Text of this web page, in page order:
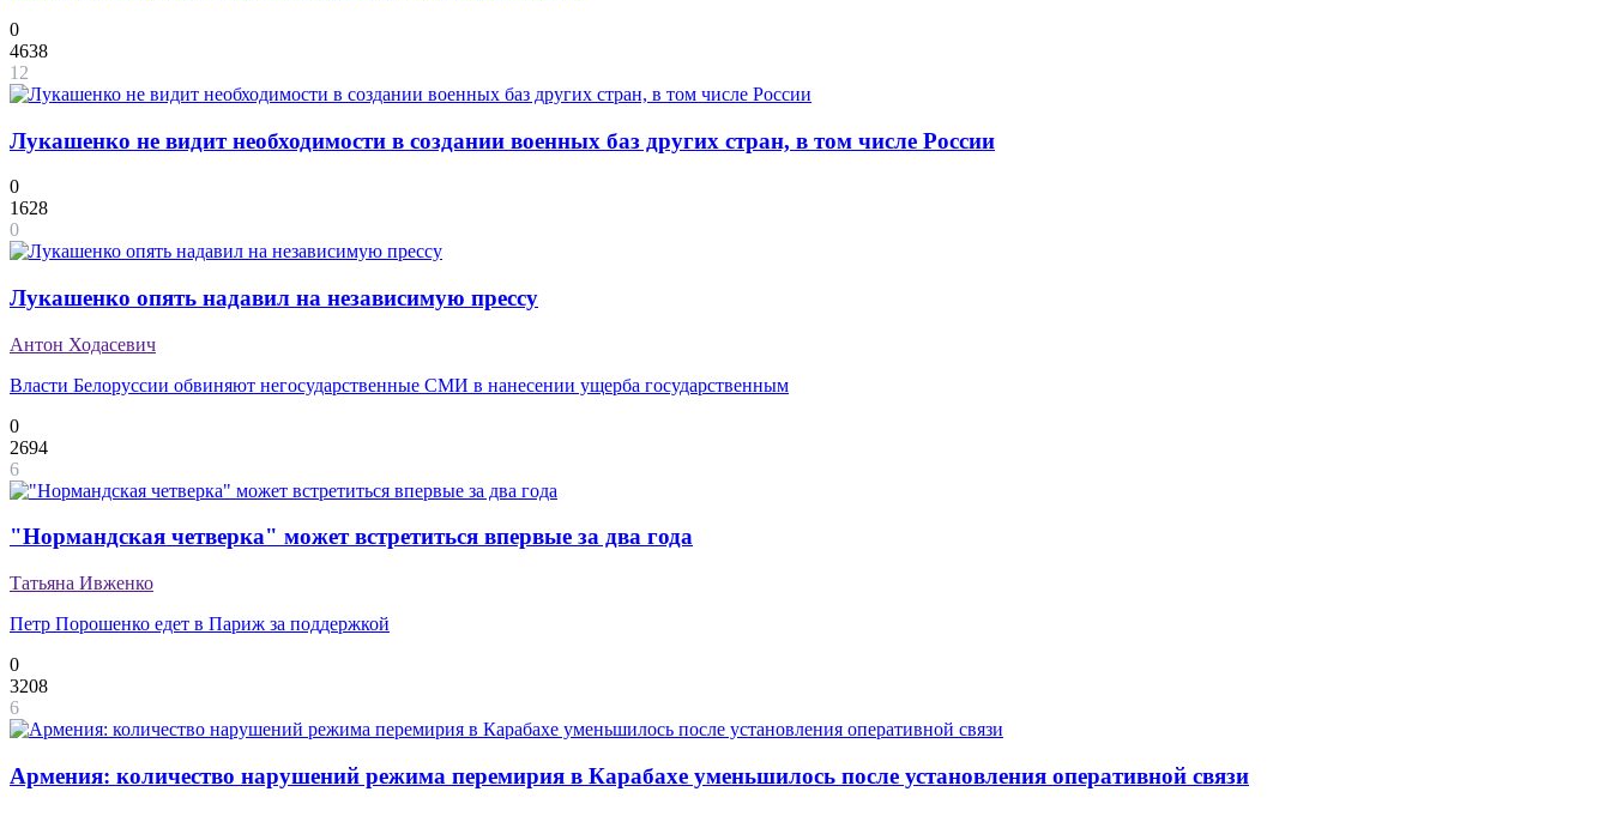
0
4638
12
Лукашенко не видит необходимости в создании военных баз других стран, в том числе России
0
1628
0
Лукашенко опять надавил на независимую прессу
Антон Ходасевич
Власти Белоруссии обвиняют негосударственные СМИ в нанесении ущерба государственным
0
2694
6
"Нормандская четверка" может встретиться впервые за два года
Татьяна Ивженко
Петр Порошенко едет в Париж за поддержкой
0
3208
6
Армения: количество нарушений режима перемирия в Карабахе уменьшилось после установления оперативной связи